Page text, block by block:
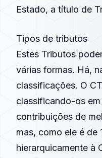
Estado, a título de
Tipos de tributos
Estes Tributos
várias formas. Há,
classificações. O
classificando-os
contribuições de
mas, como ele é de
hierarquicamente à